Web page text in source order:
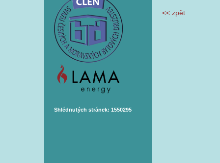
Shlédnutých stránek: 1550295
<< zpět